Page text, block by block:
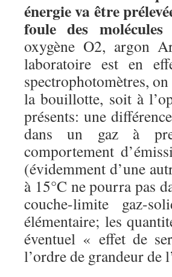
énergie va être
foule des molécules
oxygène O2, argon
laboratoire est en
spectrophotomètres,
la bouillotte, soit à
présents: une
dans un gaz à
comportement
(évidemment d’une
à 15°C ne pourra pas
couche-limite gaz-
élémentaire; les
éventuel « effet de
l’ordre de grandeur